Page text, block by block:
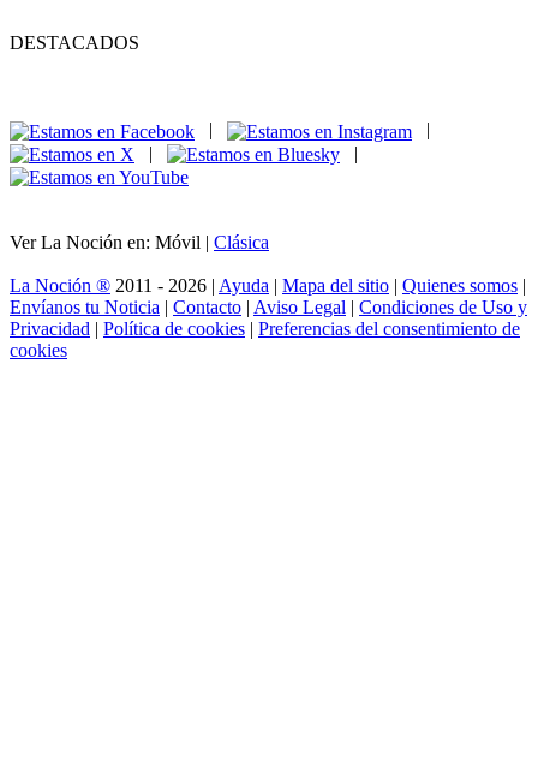
DESTACADOS
|
|
Ver La Noción en: Móvil | Clásica
La Noción ® 2011 - 2026 | Ayuda | Mapa del sitio | Quienes somos |
Envíanos tu Noticia | Contacto | Aviso Legal | Condiciones de Uso y
Privacidad | Política de cookies | Preferencias del consentimiento de
cookies